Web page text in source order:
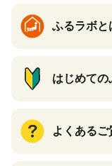
ふるラボと
はじめての
よくあるご